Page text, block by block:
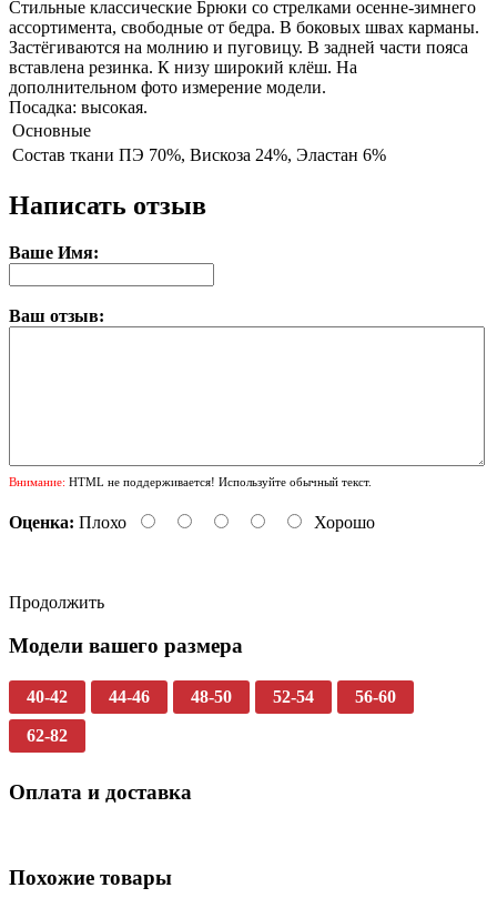
Стильные классические Брюки со стрелками осенне-зимнего
ассортимента, свободные от бедра. В боковых швах карманы.
Застёгиваются на молнию и пуговицу. В задней части пояса
вставлена резинка. К низу широкий клёш. На
дополнительном фото измерение модели.
Посадка: высокая.
Основные
Состав ткани ПЭ 70%, Вискоза 24%, Эластан 6%
Написать отзыв
Ваше Имя:
Ваш отзыв:
Внимание: HTML не поддерживается! Используйте обычный текст.
Оценка: Плохо Хорошо
Продолжить
Модели вашего размера
40-42 44-46 48-50 52-54 56-60
62-82
Оплата и доставка
Похожие товары